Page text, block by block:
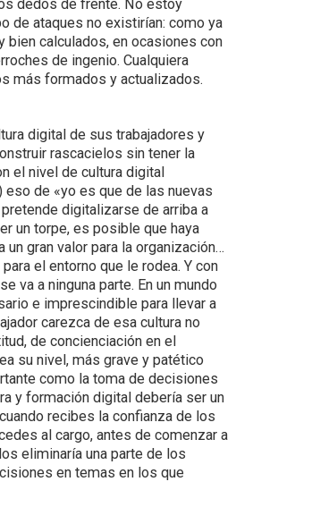
dedos de frente. No estoy
de ataques no existirían: como ya
calculados, en ocasiones con
de ingenio. Cualquiera
más formados y actualizados.
digital de sus trabajadores y
rascacielos sin tener la
el nivel de cultura digital
eso de «yo es que de las nuevas
digitalizarse de arriba a
un torpe, es posible que haya
gran valor para la organización…
el entorno que le rodea. Y con
va a ninguna parte. En un mundo
e imprescindible para llevar a
carezca de esa cultura no
de concienciación en el
su nivel, más grave y patético
como la toma de decisiones
y formación digital debería ser un
recibes la confianza de los
al cargo, antes de comenzar a
eliminaría una parte de los
en temas en los que